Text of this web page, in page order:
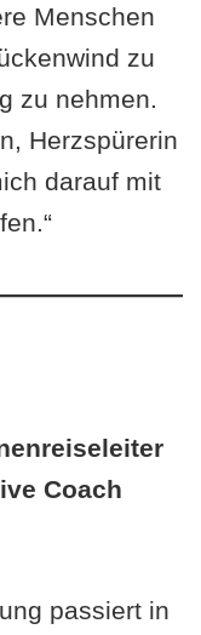
Menschen
zu
zu nehmen.
Herzspürerin
darauf mit
Coach
passiert in